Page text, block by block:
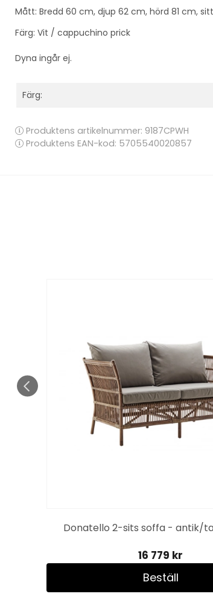
Mått: Bredd 60 cm, djup 62 cm, hörd 81 cm,
Färg: Vit / cappuchino prick
Dyna ingår ej.
Färg:
Produktens artikelnummer: 9187CPWH
Produktens EAN-kod: 5705540020857
Donatello 2-sits soffa - antik/
16 779 kr
Beställ